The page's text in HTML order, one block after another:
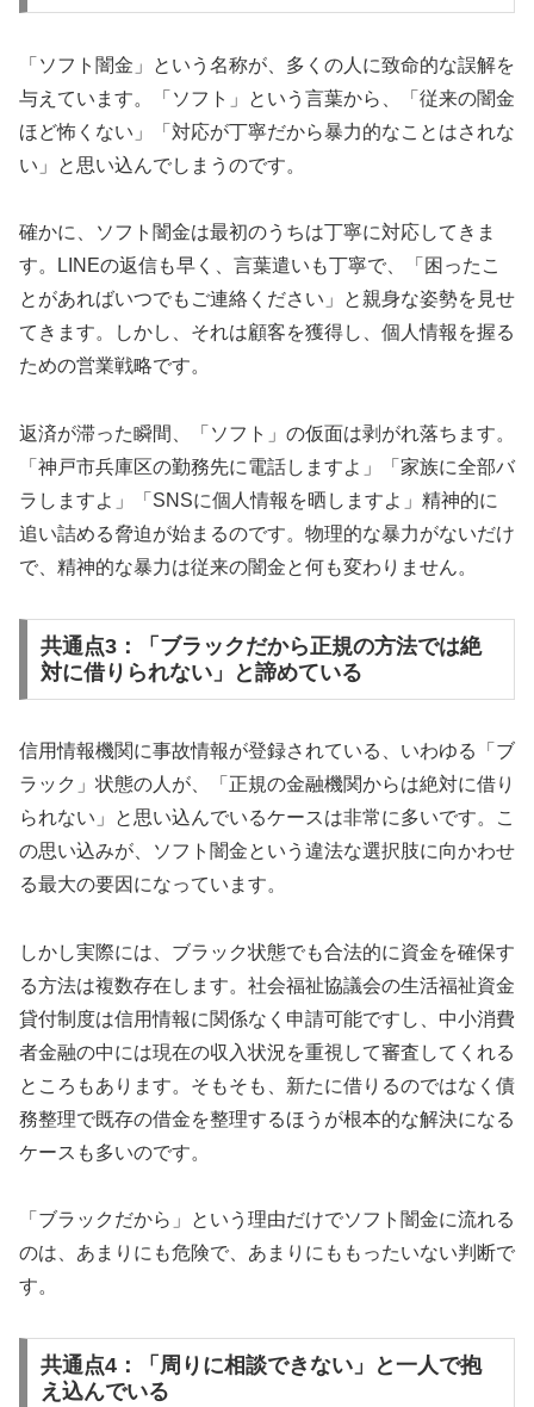
「ソフト闇金」という名称が、多くの人に致命的な誤解を
与えています。「ソフト」という言葉から、「従来の闇金
ほど怖くない」「対応が丁寧だから暴力的なことはされな
い」と思い込んでしまうのです。
確かに、ソフト闇金は最初のうちは丁寧に対応してきま
す。LINEの返信も早く、言葉遣いも丁寧で、「困ったこ
とがあればいつでもご連絡ください」と親身な姿勢を見せ
てきます。しかし、それは顧客を獲得し、個人情報を握る
ための営業戦略です。
返済が滞った瞬間、「ソフト」の仮面は剥がれ落ちます。
「神戸市兵庫区の勤務先に電話しますよ」「家族に全部バ
ラしますよ」「SNSに個人情報を晒しますよ」精神的に
追い詰める脅迫が始まるのです。物理的な暴力がないだけ
で、精神的な暴力は従来の闇金と何も変わりません。
共通点3：「ブラックだから正規の方法では絶
対に借りられない」と諦めている
信用情報機関に事故情報が登録されている、いわゆる「ブ
ラック」状態の人が、「正規の金融機関からは絶対に借り
られない」と思い込んでいるケースは非常に多いです。こ
の思い込みが、ソフト闇金という違法な選択肢に向かわせ
る最大の要因になっています。
しかし実際には、ブラック状態でも合法的に資金を確保す
る方法は複数存在します。社会福祉協議会の生活福祉資金
貸付制度は信用情報に関係なく申請可能ですし、中小消費
者金融の中には現在の収入状況を重視して審査してくれる
ところもあります。そもそも、新たに借りるのではなく債
務整理で既存の借金を整理するほうが根本的な解決になる
ケースも多いのです。
「ブラックだから」という理由だけでソフト闇金に流れる
のは、あまりにも危険で、あまりにももったいない判断で
す。
共通点4：「周りに相談できない」と一人で抱
え込んでいる